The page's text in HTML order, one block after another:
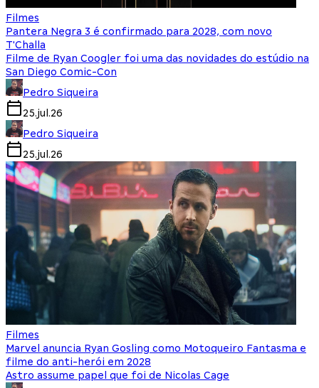
Filmes
Pantera Negra 3 é confirmado para 2028, com novo
T'Challa
Filme de Ryan Coogler foi uma das novidades do estúdio na
San Diego Comic-Con
Pedro Siqueira
25.jul.26
Pedro Siqueira
25.jul.26
Filmes
Marvel anuncia Ryan Gosling como Motoqueiro Fantasma e
filme do anti-herói em 2028
Astro assume papel que foi de Nicolas Cage